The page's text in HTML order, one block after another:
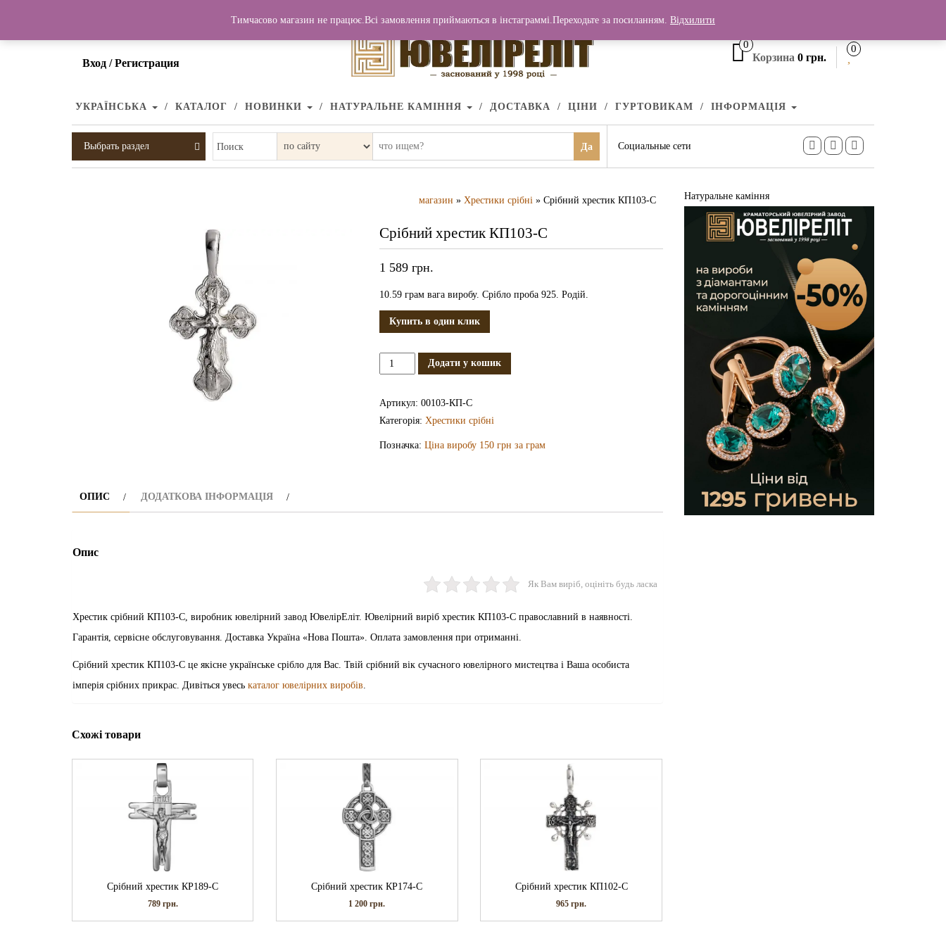
Вход / Регистрация
0
Корзина 0 грн.
0
УКРАЇНСЬКА КАТАЛОГ НОВИНКИ НАТУРАЛЬНЕ КАМІННЯ ДОСТАВКА ЦІНИ ГУРТОВИКАМ ІНФОРМАЦІЯ
Выбрать раздел Поиск Да Социальные сети
магазин » Хрестики срібні » Срібний хрестик КП103-С
Срібний хрестик КП103-С
1 589 грн.
10.59 грам вага виробу. Срібло проба 925. Родій.
Купить в один клик
Срібний
хрестик
Додати у кошик
Артикул: 00103-КП-С
Категорія: Хрестики срібні
Позначка: Ціна виробу 150 грн за грам
ОПИС ДОДАТКОВА ІНФОРМАЦІЯ
Опис
Як Вам виріб, оцініть будь ласка
Хрестик срібний КП103-С, виробник ювелірний завод ЮвелірЕліт. Ювелірний виріб хрестик КП103-С православний в наявності.
Гарантія, сервісне обслуговування. Доставка Україна «Нова Пошта». Оплата замовлення при отриманні.
Срібний хрестик КП103-С це якісне українське срібло для Вас. Твій срібний вік сучасного ювелірного мистецтва і Ваша особиста
імперія срібних прикрас. Дивіться увесь каталог ювелірних виробів.
Схожі товари
Срібний хрестик КР189-С
789 грн.
Срібний хрестик КР174-С
1 200грн.
Срібний хрестик КП102-С
965грн.
Натуральне каміння
Тимчасово магазин не працює.Всі замовлення приймаються в інстаграммі.Переходьте за посиланням. Відхилити